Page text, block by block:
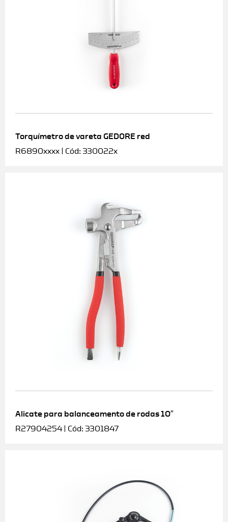
Torquímetro de vareta GEDORE red
R6890xxxx | Cód: 330022x
Alicate para balanceamento de rodas 10″
R27904254 | Cód: 3301847